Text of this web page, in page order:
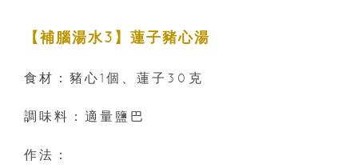
【補腦湯水3】蓮子豬心湯
食材：豬心1個、蓮子30克
調味料：適量鹽巴
作法：